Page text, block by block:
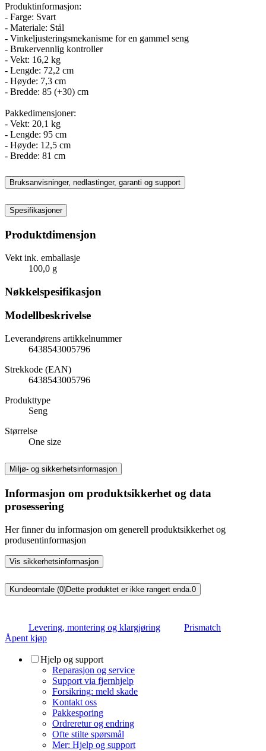
Produktinformasjon:
- Farge: Svart
- Materiale: Stål
- Vinkeljusteringsmekanisme for en gammel seng
- Brukervennlig kontroller
- Vekt: 16,2 kg
- Lengde: 72,2 cm
- Høyde: 7,3 cm
- Bredde: 85 (+30) cm
Pakkedimensjoner:
- Vekt: 20,1 kg
- Lengde: 95 cm
- Høyde: 12,5 cm
- Bredde: 81 cm
Bruksanvisninger, nedlastinger, garanti og support
Spesifikasjoner
Produktdimensjon
Vekt ink. emballasje
100,0 g
Nøkkelspesifikasjon
Modellbeskrivelse
Leverandørens artikkelnummer
6438543005796
Strekkode (EAN)
6438543005796
Produkttype
Seng
Størrelse
One size
Miljø- og sikkerhetsinformasjon
Informasjon om produktsikkerhet og data
prosessering
Her finner du informasjon om generell produktsikkerhet og
produsentinformasjon
Vis sikkerhetsinformasjon
Kundeomtale (0)Dette produktet er ikke rangert enda. 0
Levering, montering og klargjøring
Prismatch
Åpent kjøp
Hjelp og support
Reparasjon og service
Support via fjernhjelp
Forsikring: meld skade
Kontakt oss
Pakkesporing
Ordreretur og endring
Ofte stilte spørsmål
Mer: Hjelp og support